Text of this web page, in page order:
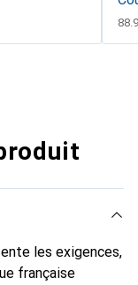
les exigences,
française